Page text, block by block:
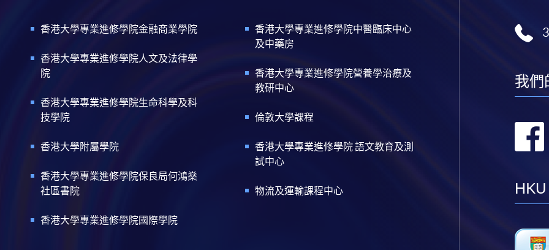
香港大學專業進修學院金融商業學院
香港大學專業進修學院人文及法律學
院
香港大學專業進修學院生命科學及科
技學院
香港大學附屬學院
香港大學專業進修學院保良局何鴻燊
社區書院
香港大學專業進修學院國際學院
香港大學專業進修學院中醫臨床中心
及中藥房
香港大學專業進修學院營養學治療及
教研中心
倫敦大學課程
香港大學專業進修學院 語文教育及測
試中心
物流及運輸課程中心
我們
HKU